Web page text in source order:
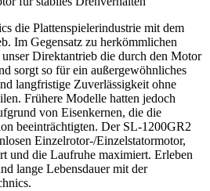
die Plattenspielerindustrie mit dem
Im Gegensatz zu herkömmlichen
Direktantrieb die durch den Motor
sorgt so für ein außergewöhnliches
langfristige Zuverlässigkeit ohne
Frühere Modelle hatten jedoch
von Eisenkernen, die die
beeinträchtigten. Der SL-1200GR2
Einzelrotor-/Einzelstatormotor,
und die Laufruhe maximiert. Erleben
lange Lebensdauer mit der